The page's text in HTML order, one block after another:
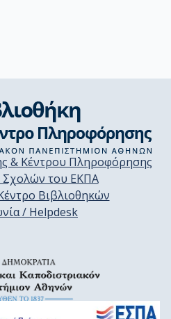
& Κέντρου Πληροφόρησης
Σχολών του ΕΚΠΑ
Βιβλιοθηκών
/ Helpdesk